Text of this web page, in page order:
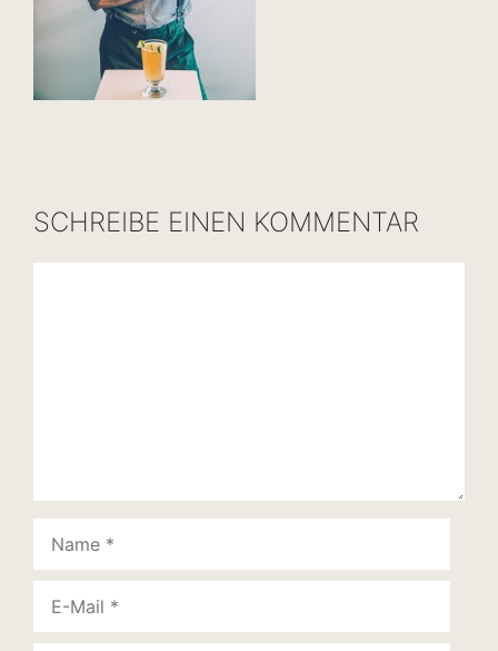
SCHREIBE EINEN KOMMENTAR
Mail